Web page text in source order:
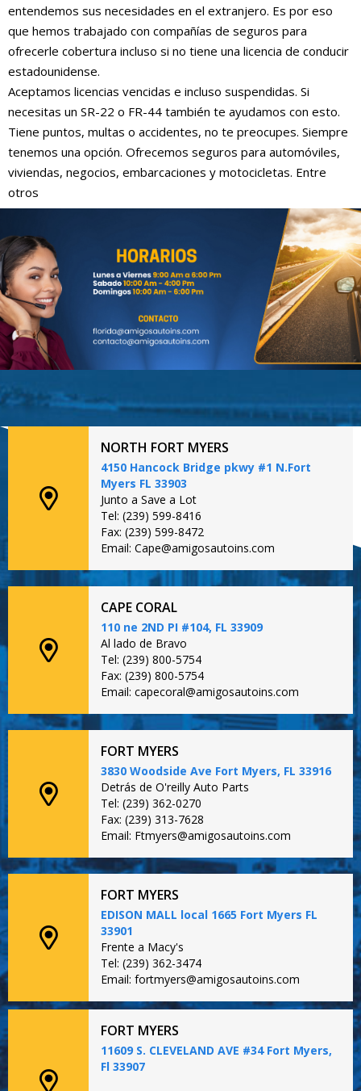
entendemos sus necesidades en el extranjero. Es por eso
que hemos trabajado con compañías de seguros para
ofrecerle cobertura incluso si no tiene una licencia de conducir
estadounidense.
Aceptamos licencias vencidas e incluso suspendidas. Si
necesitas un SR-22 o FR-44 también te ayudamos con esto.
Tiene puntos, multas o accidentes, no te preocupes. Siempre
tenemos una opción. Ofrecemos seguros para automóviles,
viviendas, negocios, embarcaciones y motocicletas. Entre
otros
NORTH FORT MYERS
4150 Hancock Bridge pkwy #1 N.Fort
Myers FL 33903
Junto a Save a Lot
Tel: (239) 599-8416
Fax: (239) 599-8472
Email: Cape@amigosautoins.com
CAPE CORAL
110 ne 2ND PI #104, FL 33909
Al lado de Bravo
Tel: (239) 800-5754
Fax: (239) 800-5754
Email: capecoral@amigosautoins.com
FORT MYERS
3830 Woodside Ave Fort Myers, FL 33916
Detrás de O'reilly Auto Parts
Tel: (239) 362-0270
Fax: (239) 313-7628
Email: Ftmyers@amigosautoins.com
FORT MYERS
EDISON MALL local 1665 Fort Myers FL
33901
Frente a Macy's
Tel: (239) 362-3474
Email: fortmyers@amigosautoins.com
FORT MYERS
11609 S. CLEVELAND AVE #34 Fort Myers,
Fl 33907